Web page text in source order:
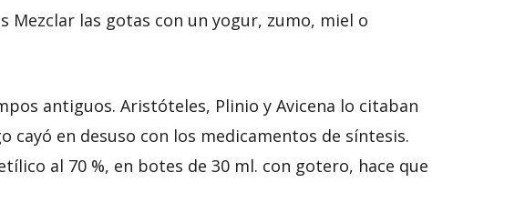
Mezclar las gotas con un yogur, zumo, miel o
antiguos. Aristóteles, Plinio y Avicena lo citaban
cayó en desuso con los medicamentos de síntesis.
al 70 %, en botes de 30 ml. con gotero, hace que